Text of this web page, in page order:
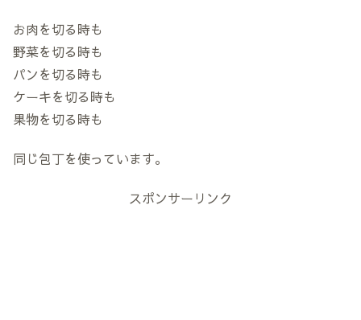
お肉を切る時も
野菜を切る時も
パンを切る時も
ケーキを切る時も
果物を切る時も
同じ包丁を使っています。
スポンサーリンク